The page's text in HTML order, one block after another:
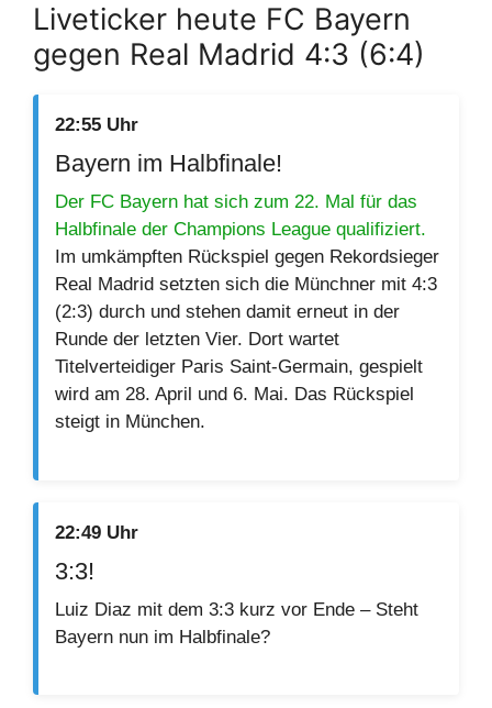
Liveticker heute FC Bayern
gegen Real Madrid 4:3 (6:4)
22:55 Uhr
Bayern im Halbfinale!
Der FC Bayern hat sich zum 22. Mal für das
Halbfinale der Champions League qualifiziert.
Im umkämpften Rückspiel gegen Rekordsieger
Real Madrid setzten sich die Münchner mit 4:3
(2:3) durch und stehen damit erneut in der
Runde der letzten Vier. Dort wartet
Titelverteidiger Paris Saint-Germain, gespielt
wird am 28. April und 6. Mai. Das Rückspiel
steigt in München.
22:49 Uhr
3:3!
Luiz Diaz mit dem 3:3 kurz vor Ende – Steht
Bayern nun im Halbfinale?